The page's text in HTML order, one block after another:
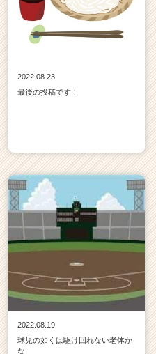
2022.08.23
最後の投稿です！
2022.08.19
球児の如くは駆け回れない老体か
な